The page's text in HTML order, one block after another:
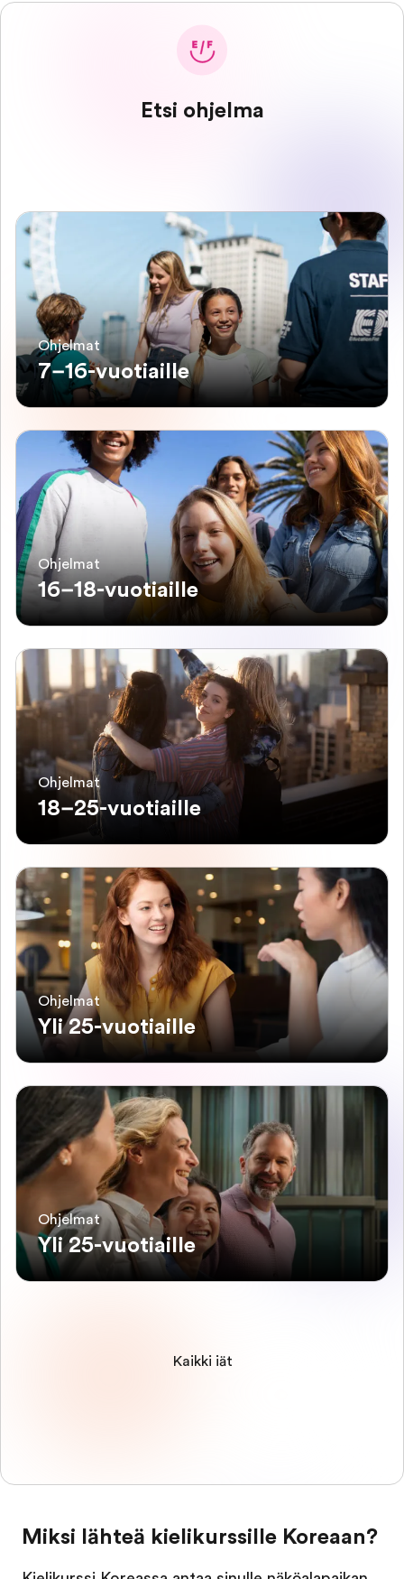
Etsi ohjelma
Ohjelmat
7–16-vuotiaille
Ohjelmat
16–18-vuotiaille
Ohjelmat
18–25-vuotiaille
Ohjelmat
Yli 25-vuotiaille
Ohjelmat
Yli 25-vuotiaille
Kaikki iät
Miksi lähteä kielikurssille Koreaan?